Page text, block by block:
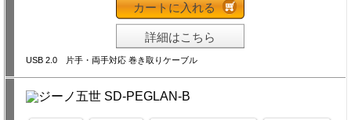
カートに入れる
詳細はこちら
USB 2.0 片手・両手対応 巻き取りケーブル